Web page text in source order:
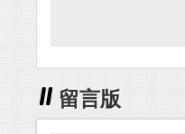
留言版